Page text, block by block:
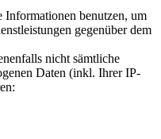
benutzen, um
gegenüber dem
nicht sämtliche
Daten (inkl. Ihrer IP-